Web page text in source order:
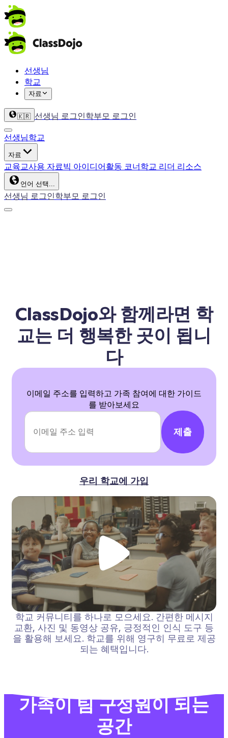
선생님
학교
자료
🇰🇷 선생님 로그인학부모 로그인
선생님학교
자료
교육교사용 자료빅 아이디어활동 코너학교 리더 리소스
언어 선택...
선생님 로그인학부모 로그인
ClassDojo와 함께라면 학
교는 더 행복한 곳이 됩니
다
학교 커뮤니티를 하나로 모으세요. 간편한 메시지
교환, 사진 및 동영상 공유, 긍정적인 인식 도구 등
을 활용해 보세요. 학교를 위해 영구히 무료로 제공
되는 혜택입니다.
이메일 주소를 입력하고 가족 참여에 대한 가이드
를 받아보세요
제출
우리 학교에 가입
가족이 팀 구성원이 되는
공간